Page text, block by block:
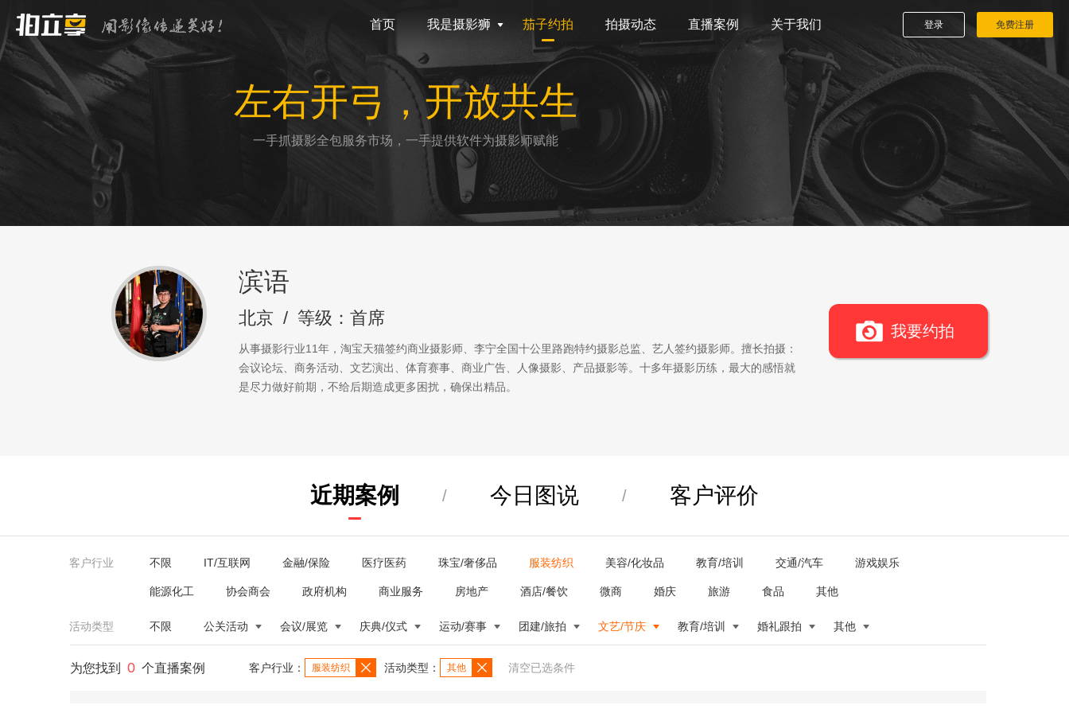
首页 我是摄影狮 茄子约拍 拍摄动态 直播案例 关于我们 登录 免费注册
左右开弓，开放共生
一手抓摄影全包服务市场，一手提供软件为摄影师赋能
滨语
北京 / 等级：首席
从事摄影行业11年，淘宝天猫签约商业摄影师、李宁全国十公里路跑特约摄影总监、艺人签约摄影师。擅长拍摄：
会议论坛、商务活动、文艺演出、体育赛事、商业广告、人像摄影、产品摄影等。十多年摄影历练，最大的感悟就
是尽力做好前期，不给后期造成更多困扰，确保出精品。
我要约拍
近期案例 / 今日图说 / 客户评价
客户行业 不限 IT/互联网 金融/保险 医疗医药 珠宝/奢侈品 服装纺织 美容/化妆品 教育/培训 交通/汽车 游戏娱乐
能源化工 协会商会 政府机构 商业服务 房地产 酒店/餐饮 微商 婚庆 旅游 食品 其他
活动类型 不限 公关活动 会议/展览 庆典/仪式 运动/赛事 团建/旅拍 文艺/节庆 教育/培训 婚礼跟拍 其他
为您找到 0 个直播案例 客户行业： 服装纺织 活动类型： 其他 清空已选条件